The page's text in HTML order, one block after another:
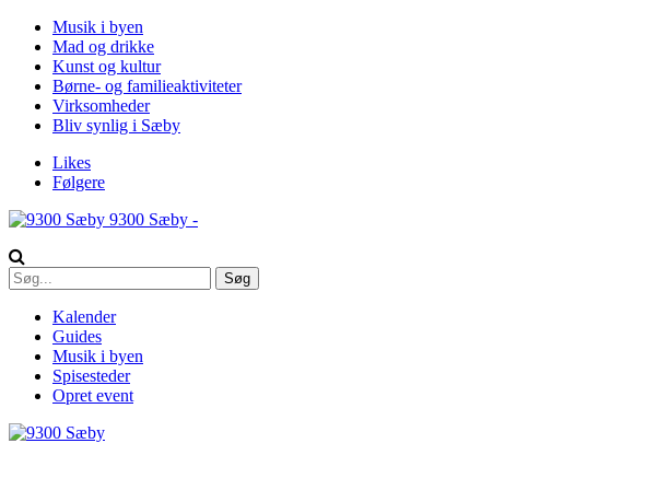
Musik i byen
Mad og drikke
Kunst og kultur
Børne- og familieaktiviteter
Virksomheder
Bliv synlig i Sæby
Likes
Følgere
9300 Sæby -
Kalender
Guides
Musik i byen
Spisesteder
Opret event